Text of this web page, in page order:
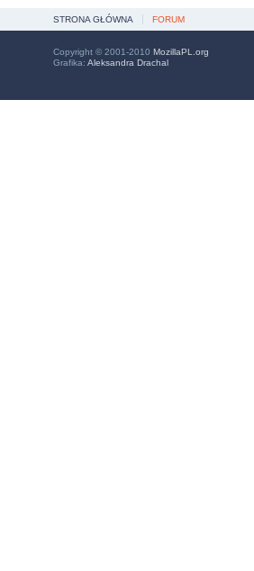
STRONA GŁÓWNA FORUM
Copyright © 2001-2010 MozillaPL.org
Grafika: Aleksandra Drachal